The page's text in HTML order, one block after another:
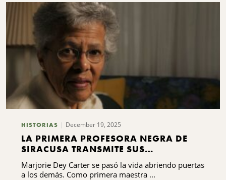
HISTORIAS December 19, 2025
LA PRIMERA PROFESORA NEGRA DE
SIRACUSA TRANSMITE SUS
BENDICIONES
Marjorie Dey Carter se pasó la vida abriendo puertas
a los demás. Como primera maestra ...